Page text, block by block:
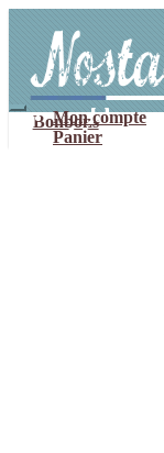
navigation
contenu
Mon compte
Panier
Bonbons